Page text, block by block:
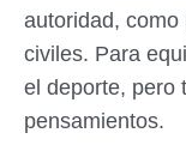
autoridad,
civiles. Para
el deporte, pero
pensamientos.